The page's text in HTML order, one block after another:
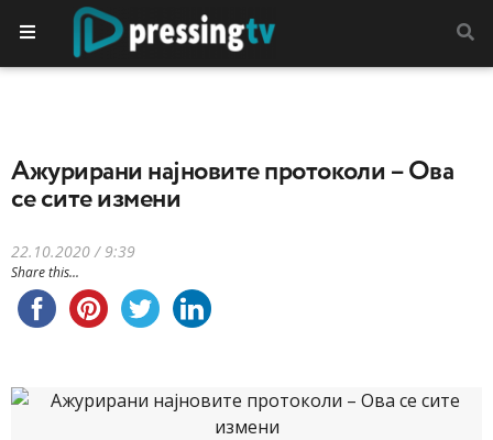
Ажурирани најновите протоколи – Ова
се сите измени
22.10.2020 / 9:39
Share this...